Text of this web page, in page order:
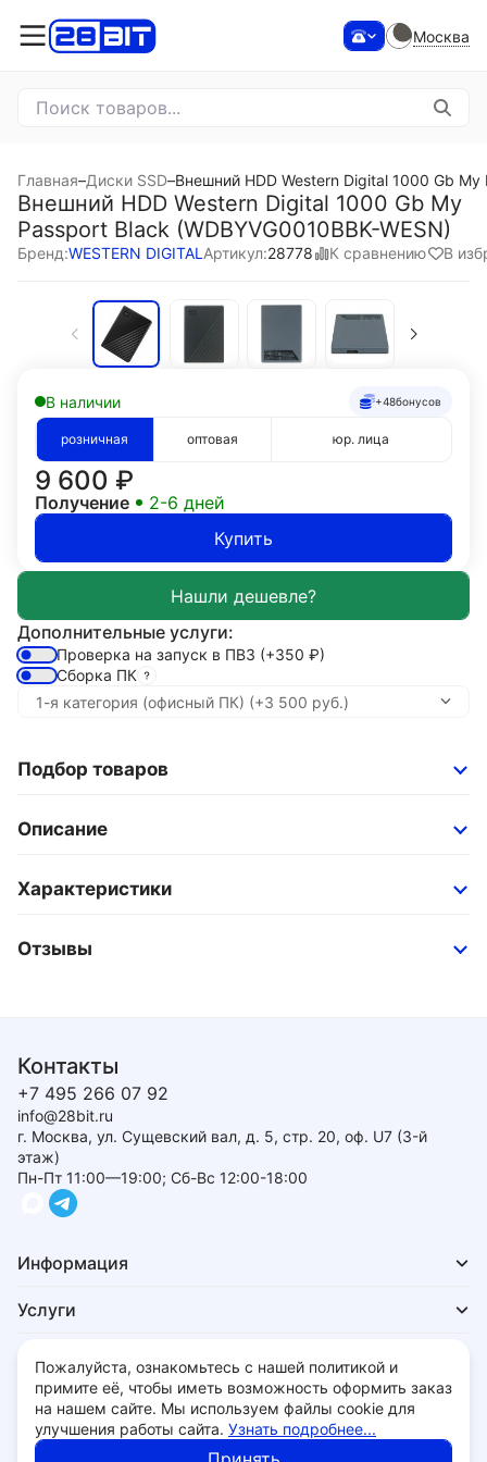
Москва
Главная–Диски SSD–Внешний HDD Western Digital 1000 Gb My
Внешний HDD Western Digital 1000 Gb My
Passport Black (WDBYVG0010BBK-WESN)
Бренд:WESTERN DIGITAL Артикул:28778 К сравнению В
В наличии +48бонусов
розничная оптовая юр. лица
9 600 ₽
Получение
2-6 дней
Купить
Дополнительные услуги:
Проверка на запуск в ПВЗ (+350 ₽)
Сборка ПК
Подбор товаров
Описание
Характеристики
Отзывы
Контакты
+7 495 266 07 92
info@28bit.ru
г. Москва, ул. Сущевский вал, д. 5, стр. 20, оф. U7 (3-й
этаж)
Пн-Пт 11:00—19:00; Сб-Вс 12:00-18:00
Информация
Услуги
Для покупателей
Политика обработки персональных данных
Пожалуйста, ознакомьтесь с нашей политикой и
примите её, чтобы иметь возможность оформить заказ
на нашем сайте. Мы используем файлы cookie для
улучшения работы сайта. Узнать подробнее...